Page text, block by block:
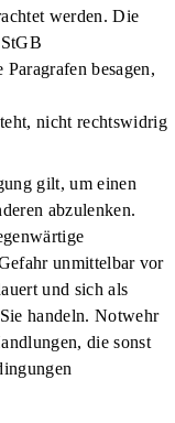
werden. Die
besagen,
nicht rechtswidrig
gilt, um einen
abzulenken.
unmittelbar vor
und sich als
handeln. Notwehr
die sonst